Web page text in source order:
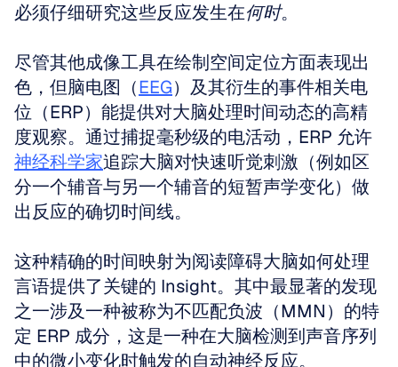
必须仔细研究这些反应发生在何时。
尽管其他成像工具在绘制空间定位方面表现出
色，但脑电图（EEG）及其衍生的事件相关电
位（ERP）能提供对大脑处理时间动态的高精
度观察。通过捕捉毫秒级的电活动，ERP 允许
神经科学家追踪大脑对快速听觉刺激（例如区
分一个辅音与另一个辅音的短暂声学变化）做
出反应的确切时间线。
这种精确的时间映射为阅读障碍大脑如何处理
言语提供了关键的 Insight。其中最显著的发现
之一涉及一种被称为不匹配负波（MMN）的特
定 ERP 成分，这是一种在大脑检测到声音序列
中的微小变化时触发的自动神经反应。